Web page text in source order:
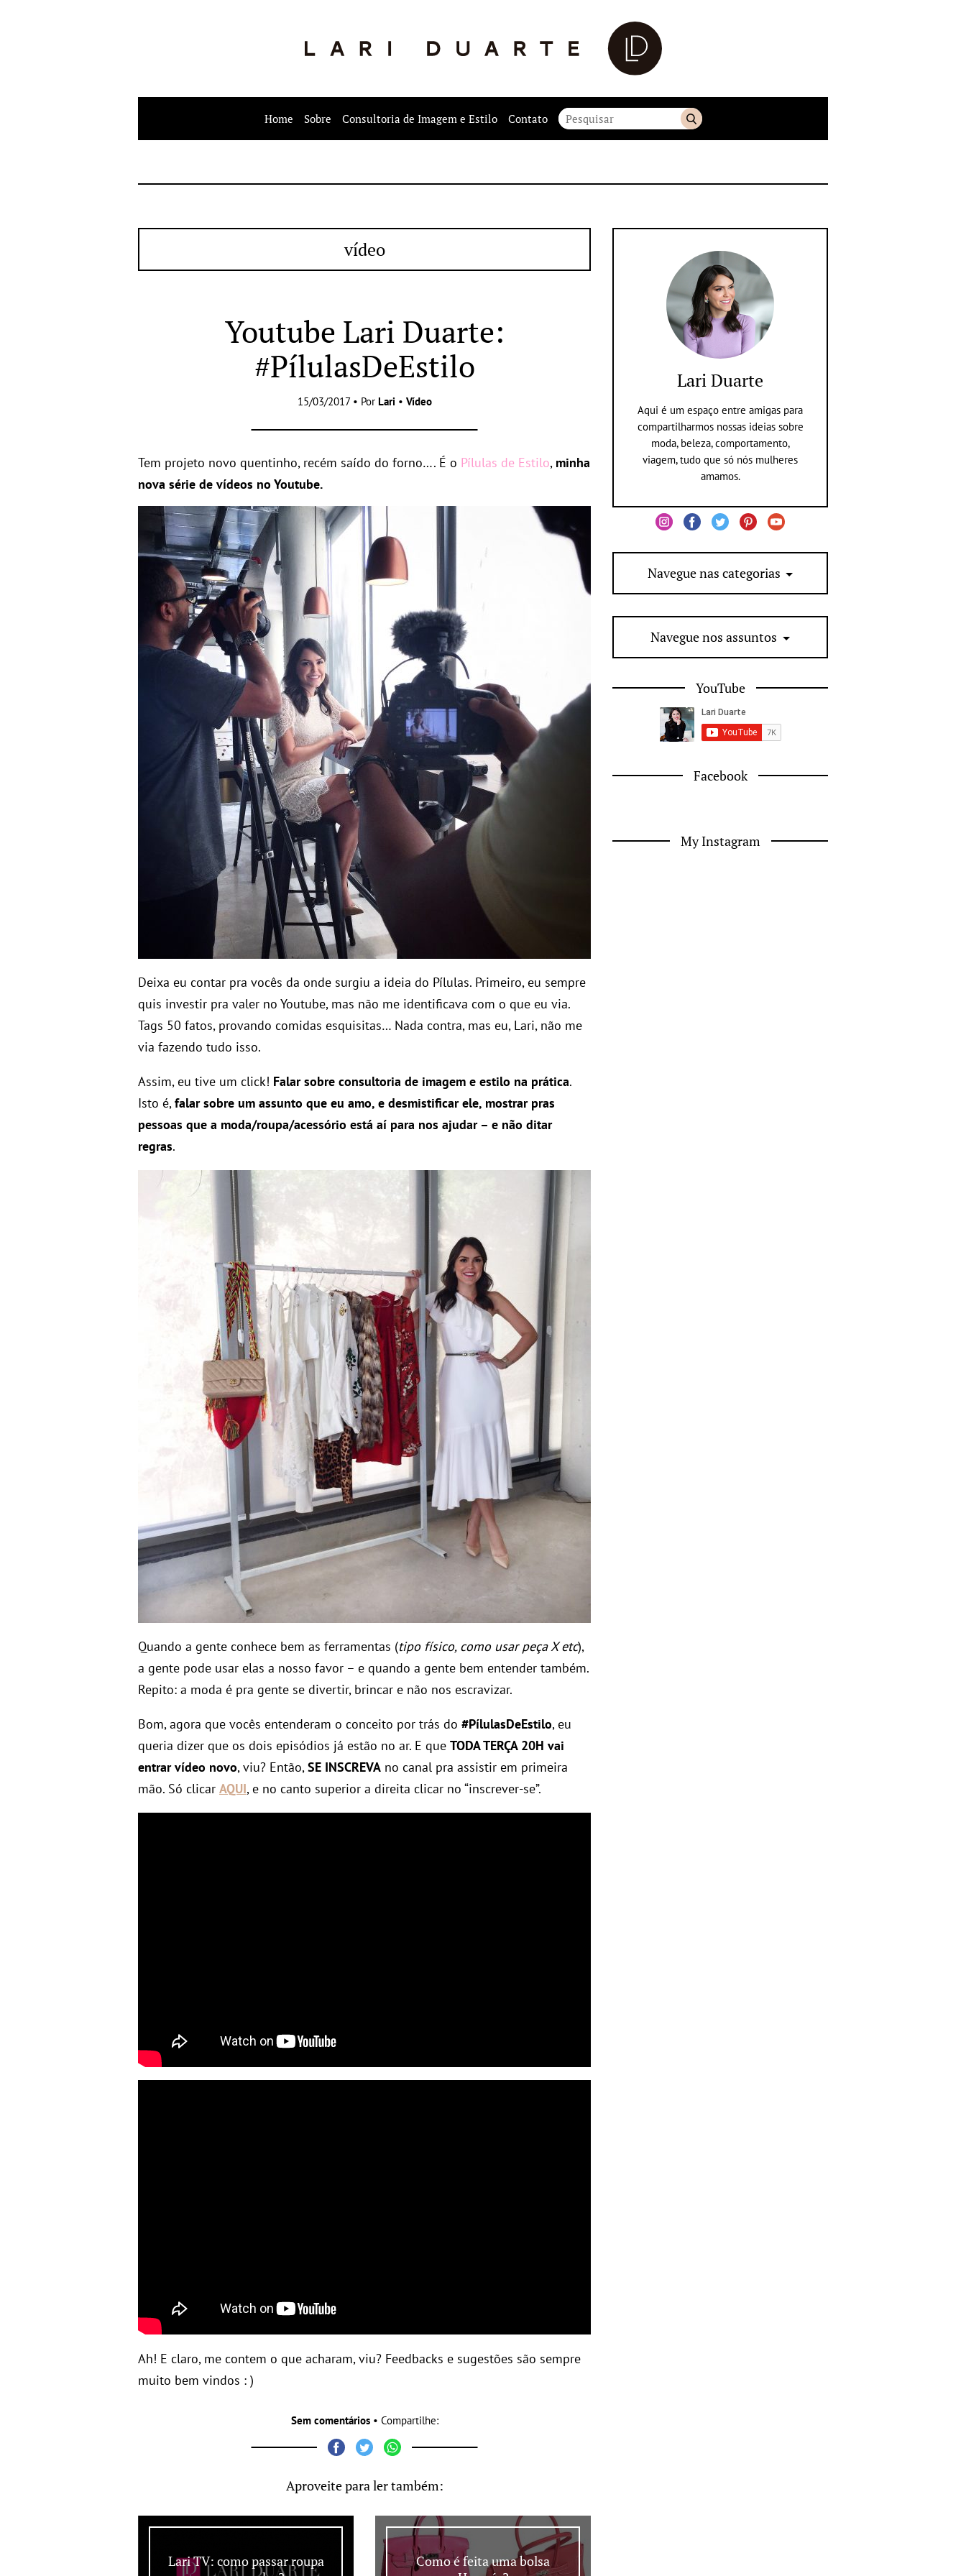
Home Sobre Consultoria de Imagem e Estilo Contato
vídeo
Youtube Lari Duarte:
#PílulasDeEstilo
15/03/2017 • Por Lari • Vídeo
Tem projeto novo quentinho, recém saído do forno…. É o Pílulas de Estilo, minha
nova série de vídeos no Youtube.
Deixa eu contar pra vocês da onde surgiu a ideia do Pílulas. Primeiro, eu sempre
quis investir pra valer no Youtube, mas não me identificava com o que eu via.
Tags 50 fatos, provando comidas esquisitas… Nada contra, mas eu, Lari, não me
via fazendo tudo isso.
Assim, eu tive um click! Falar sobre consultoria de imagem e estilo na prática.
Isto é,falar sobre um assunto que eu amo, e desmistificar ele, mostrar pras
pessoas que a moda/roupa/acessório está aí para nos ajudar – e não ditar
regras.
Quando a gente conhece bem as ferramentas (tipo físico, como usar peça X etc),
a gente pode usar elas a nosso favor – e quando a gente bem entender também.
Repito: a moda é pra gente se divertir, brincar e não nos escravizar.
Bom, agora que vocês entenderam o conceito por trás do #PílulasDeEstilo, eu
queria dizer que os dois episódios já estão no ar. E que TODA TERÇA 20H vai
entrar vídeo novo, viu? Então,SE INSCREVA no canal pra assistir em primeira
mão. Só clicar AQUI, e no canto superior a direita clicar no “inscrever-se”.
Ah! E claro, me contem o que acharam, viu? Feedbacks e sugestões são sempre
muito bem vindos : )
Sem comentários• Compartilhe:
Aproveite para ler também:
Lari TV: como passar roupa
Como é feita uma bolsa
Lari Duarte
Aqui é um espaço entre amigas para
compartilharmos nossas ideias sobre
moda, beleza, comportamento,
viagem, tudo que só nós mulheres
amamos.
Navegue nas categorias
Navegue nos assuntos
YouTube
Facebook
My Instagram